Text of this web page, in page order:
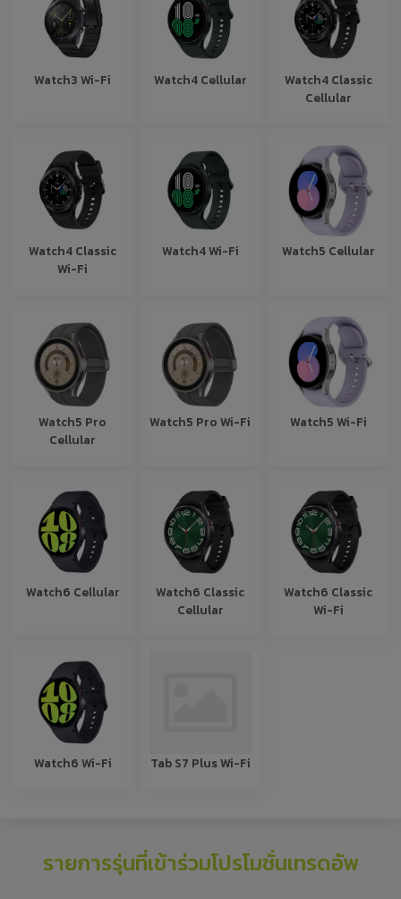
Watch3 Wi-Fi Watch4 Cellular
Watch4 Classic
Cellular
Watch4 Classic
Wi-Fi
Watch4 Wi-Fi Watch5 Cellular
Watch5 Pro
Cellular
Watch5 Pro Wi-Fi Watch5 Wi-Fi
Watch6 Cellular
Watch6 Classic
Cellular
Watch6 Classic
Wi-Fi
Watch6 Wi-Fi Tab S7 Plus Wi-Fi
รายการรุ่นที่เข้าร่วมโปรโมชั่นเทรดอัพ